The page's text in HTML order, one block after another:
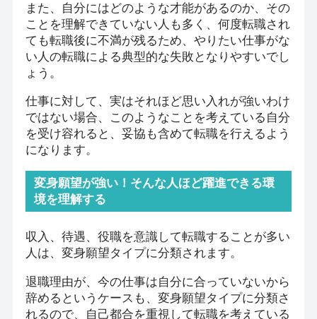
また、自分にはどのような才能があるのか、その
ことを理解できていない人も多く、何度転職され
ても転職後に不満が残るため、やりたい仕事がな
い人の転職による典型的な失敗となりやすいでし
ょう。
仕事に対して、実はそれほど思い入れが強いわけ
ではない場合、このようなことを考えている自分
を受け容れると、妥協も含めて転職を行えるよう
になります。
変身願望が強い！そんな人ほど躍進できる環
境を理解する
収入、待遇、役職を意識して転職することが多い
人は、変身願望タイプに分類されます。
退職理由が、今の仕事は自分に合っていないから
辞めるというケースも、変身願望タイプに分類さ
れるので、自己都合を重視して転職を考えている